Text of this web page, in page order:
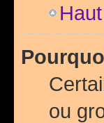
Haut
ou